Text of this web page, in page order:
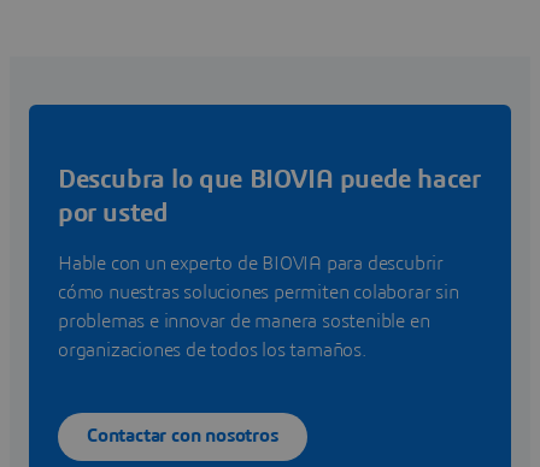
Descubra lo que BIOVIA puede hacer
por usted
Hable con un experto de BIOVIA para descubrir
cómo nuestras soluciones permiten colaborar sin
problemas e innovar de manera sostenible en
organizaciones de todos los tamaños.
Contactar con nosotros